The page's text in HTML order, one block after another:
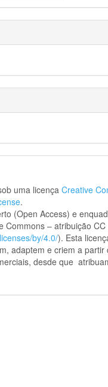
uma licençaCreative
.
(Open Access) e
Commons – atribuição CC
by/4.0/). Esta
adaptem e criem a partir
desde que